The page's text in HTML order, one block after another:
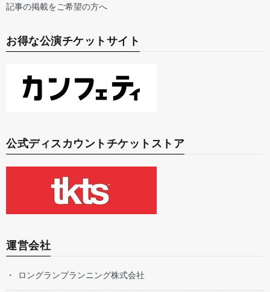
記事の掲載をご希望の方へ
お得な公演チケットサイト
公式ディスカウントチケットストア
運営会社
ロングランプランニング株式会社